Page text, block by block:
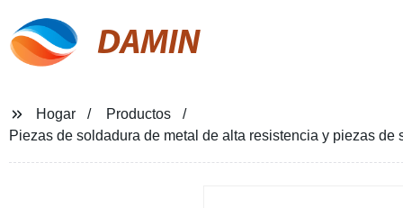
DAMIN
Hogar
Productos
Piezas de soldadura de metal de alta resistencia y piezas